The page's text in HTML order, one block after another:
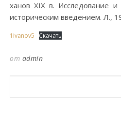
ханов XIX в. Исследование
историческим введением. Л.,
1ivanov5 Скачать
от admin